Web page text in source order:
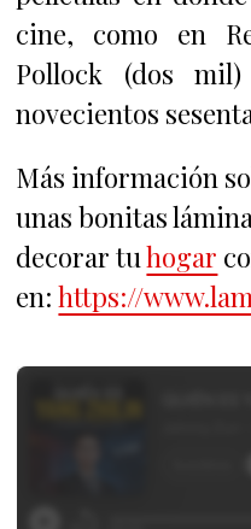
cine, como en
Pollock (dos
novecientos
Más información
unas bonitas
decorar tuhogar
en:https://